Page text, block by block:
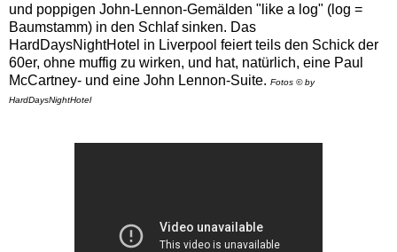
und poppigen John-Lennon-Gemälden "like a log" (log =
Baumstamm) in den Schlaf sinken. Das
HardDaysNightHotel in Liverpool feiert teils den Schick der
60er, ohne muffig zu wirken, und hat, natürlich, eine Paul
McCartney- und eine John Lennon-Suite. Fotos © by
HardDaysNightHotel